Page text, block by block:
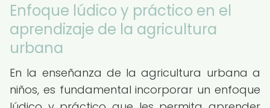
Enfoque lúdico y práctico en el
aprendizaje de la agricultura
urbana
En la enseñanza de la agricultura urbana a
niños, es fundamental incorporar un enfoque